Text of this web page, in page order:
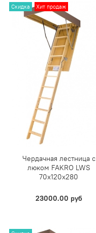
Скидка Хит продаж
Чердачная лестница с
люком FAKRO LWS
70х120х280
23000.00 руб